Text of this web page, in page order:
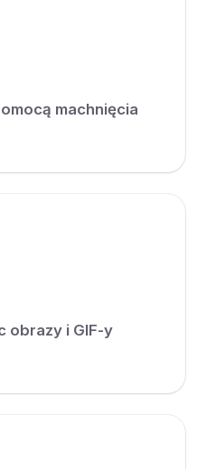
machnięcia
obrazy i GIF-y